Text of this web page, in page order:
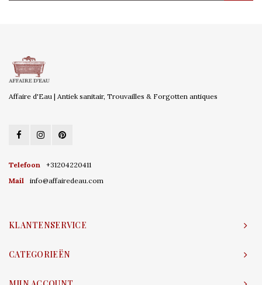
Affaire d'Eau | Antiek sanitair, Trouvailles & Forgotten antiques
Telefoon
+31204220411
Mail
info@affairedeau.com
KLANTENSERVICE
CATEGORIEËN